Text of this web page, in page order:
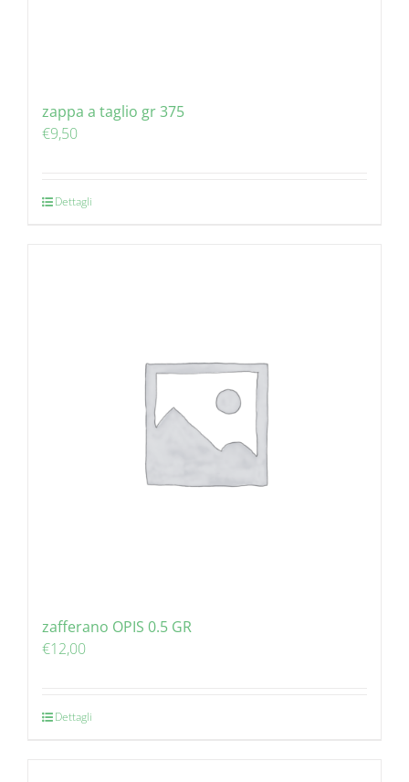
zappa a taglio gr 375
€9,50
Dettagli
zafferano OPIS 0.5 GR
€12,00
Dettagli